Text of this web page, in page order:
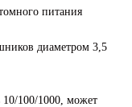
питания
диаметром 3,5
10/100/1000, может